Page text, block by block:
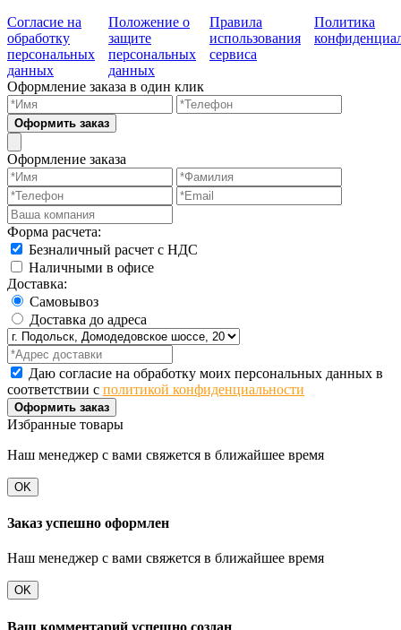
Согласие на
обработку
персональных
данных
Положение о
защите
персональных
данных
Правила
использования
сервиса
Политика
Оформление заказа в один клик
Оформить заказ
Оформление заказа
Форма расчета:
Безналичный расчет с НДС
Наличными в офисе
Доставка:
Самовывоз
Доставка до адреса
Даю согласие на обработку моих персональных данных в
соответствии с политикой конфиденциальности
Оформить заказ
Избранные товары
Наш менеджер с вами свяжется в ближайшее время
OK
Заказ успешно оформлен
Наш менеджер с вами свяжется в ближайшее время
OK
Ваш комментарий успешно создан